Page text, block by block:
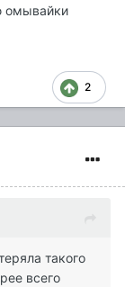
омывайки
2
такого
всего